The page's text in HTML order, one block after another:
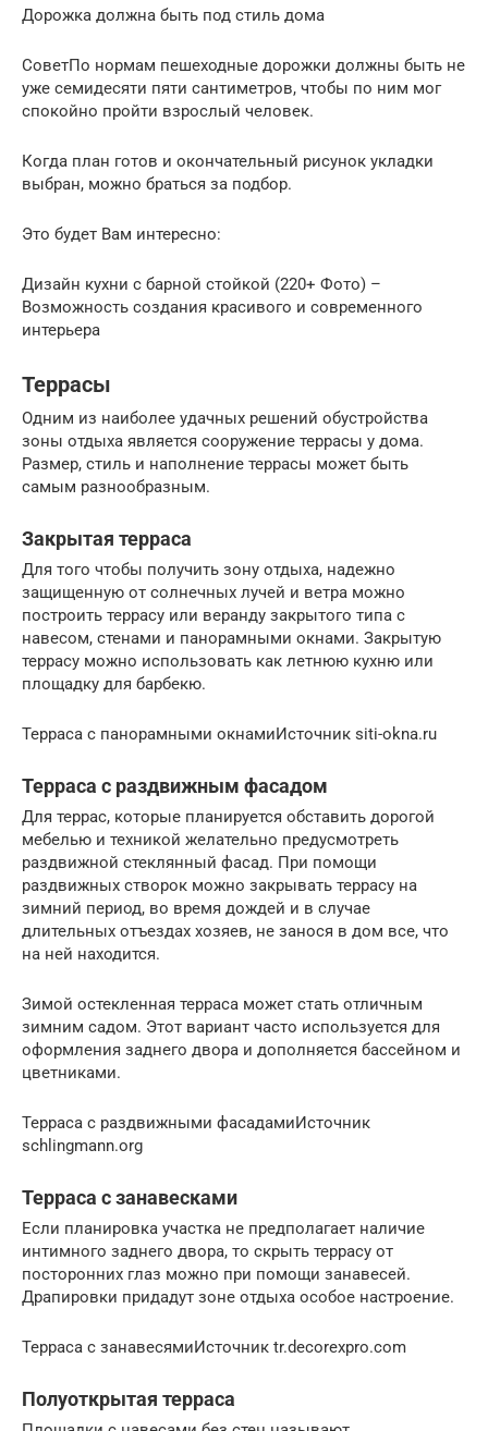
Дорожка должна быть под стиль дома
СоветПо нормам пешеходные дорожки должны быть не
уже семидесяти пяти сантиметров, чтобы по ним мог
спокойно пройти взрослый человек.
Когда план готов и окончательный рисунок укладки
выбран, можно браться за подбор.
Это будет Вам интересно:
Дизайн кухни с барной стойкой (220+ Фото) –
Возможность создания красивого и современного
интерьера
Террасы
Одним из наиболее удачных решений обустройства
зоны отдыха является сооружение террасы у дома.
Размер, стиль и наполнение террасы может быть
самым разнообразным.
Закрытая терраса
Для того чтобы получить зону отдыха, надежно
защищенную от солнечных лучей и ветра можно
построить террасу или веранду закрытого типа с
навесом, стенами и панорамными окнами. Закрытую
террасу можно использовать как летнюю кухню или
площадку для барбекю.
Терраса с панорамными окнамиИсточник siti-okna.ru
Терраса с раздвижным фасадом
Для террас, которые планируется обставить дорогой
мебелью и техникой желательно предусмотреть
раздвижной стеклянный фасад. При помощи
раздвижных створок можно закрывать террасу на
зимний период, во время дождей и в случае
длительных отъездах хозяев, не занося в дом все, что
на ней находится.
Зимой остекленная терраса может стать отличным
зимним садом. Этот вариант часто используется для
оформления заднего двора и дополняется бассейном и
цветниками.
Терраса с раздвижными фасадамиИсточник
schlingmann.org
Терраса с занавесками
Если планировка участка не предполагает наличие
интимного заднего двора, то скрыть террасу от
посторонних глаз можно при помощи занавесей.
Драпировки придадут зоне отдыха особое настроение.
Терраса с занавесямиИсточник tr.decorexpro.com
Полуоткрытая терраса